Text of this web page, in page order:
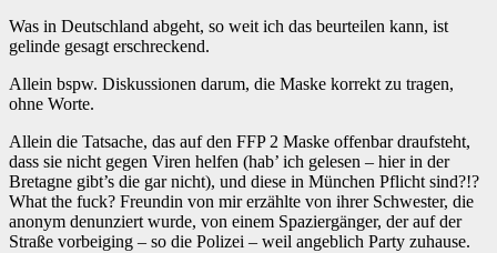
Was in Deutschland abgeht, so weit ich das beurteilen kann, ist
gelinde gesagt erschreckend.
Allein bspw. Diskussionen darum, die Maske korrekt zu tragen,
ohne Worte.
Allein die Tatsache, das auf den FFP 2 Maske offenbar draufsteht,
dass sie nicht gegen Viren helfen (hab’ ich gelesen – hier in der
Bretagne gibt’s die gar nicht), und diese in München Pflicht sind?!?
What the fuck? Freundin von mir erzählte von ihrer Schwester, die
anonym denunziert wurde, von einem Spaziergänger, der auf der
Straße vorbeiging – so die Polizei – weil angeblich Party zuhause.